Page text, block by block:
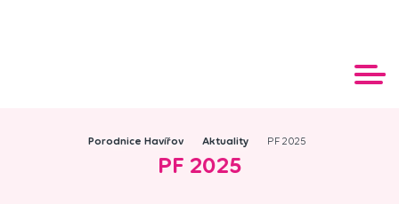
Porodnice Havířov Aktuality PF 2025
PF 2025